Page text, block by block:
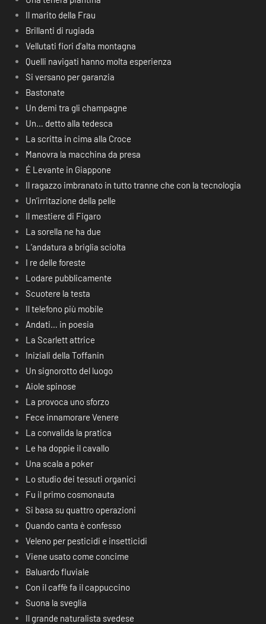
Il marito della Frau
Brillanti di rugiada
Vellutati fiori d’alta montagna
Quelli navigati hanno molta esperienza
Si versano per garanzia
Bastonate
Un demi tra gli champagne
Un… detto alla tedesca
La scritta in cima alla Croce
Manovra la macchina da presa
É Levante in Giappone
Il ragazzo imbranato in tutto tranne che con la tecnologia
Un’irritazione della pelle
Il mestiere di Figaro
La sorella ne ha due
L’andatura a briglia sciolta
I re delle foreste
Lodare pubblicamente
Scuotere la testa
Il telefono più mobile
Andati… in poesia
La Scarlett attrice
Iniziali della Toffanin
Un signorotto del luogo
Aiole spinose
La provoca uno sforzo
Fece innamorare Venere
La convalida la pratica
Le ha doppie il cavallo
Una scala a poker
Lo studio dei tessuti organici
Fu il primo cosmonauta
Si basa su quattro operazioni
Quando canta è confesso
Veleno per pesticidi e insetticidi
Viene usato come concime
Baluardo fluviale
Con il caffè fa il cappuccino
Suona la sveglia
Il grande naturalista svedese